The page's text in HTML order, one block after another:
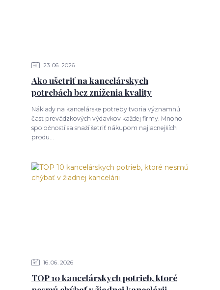
23 06 2026
Ako ušetriť na kancelárskych
potrebách bez zníženia kvality
Náklady na kancelárske potreby tvoria významnú
časť prevádzkových výdavkov každej firmy. Mnoho
spoločností sa snaží šetriť nákupom najlacnejších
produ...
16 06 2026
TOP 10 kancelárskych potrieb, ktoré